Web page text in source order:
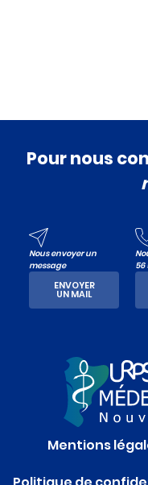
Pour nous
Nous envoyer un
message
ENVOYER
UN MAIL
56
Mentions